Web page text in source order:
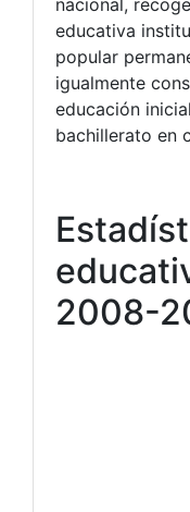
nacional,
educativa
popular
igualmente
educación
bachillerato en
2008-